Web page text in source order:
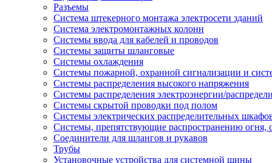
Разъемы
Система штекерного монтажа электросети зданий
Система электромонтажных колонн
Системы ввода для кабелей и проводов
Системы защиты шланговые
Системы охлаждения
Системы пожарной, охранной сигнализации и
Системы распределения высокого напряжения
Системы распределения электроэнергии/
Системы скрытой проводки под полом
Системы электрических распределительных
Системы, препятствующие распространению огня,
Соединители для шлангов и рукавов
Трубы
Установочные устройства для системной шины